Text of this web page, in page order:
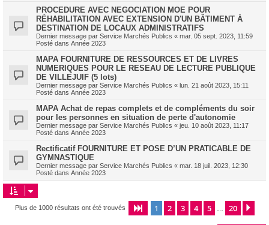
PROCEDURE AVEC NEGOCIATION MOE POUR
RÉHABILITATION AVEC EXTENSION D'UN BÂTIMENT À
DESTINATION DE LOCAUX ADMINISTRATIFS
Dernier message par Service Marchés Publics « mar. 05 sept. 2023, 11:59
Posté dans Année 2023
MAPA FOURNITURE DE RESSOURCES ET DE LIVRES
NUMERIQUES POUR LE RESEAU DE LECTURE PUBLIQUE
DE VILLEJUIF (5 lots)
Dernier message par Service Marchés Publics « lun. 21 août 2023, 15:11
Posté dans Année 2023
MAPA Achat de repas complets et de compléments du soir
pour les personnes en situation de perte d'autonomie
Dernier message par Service Marchés Publics « jeu. 10 août 2023, 11:17
Posté dans Année 2023
Rectificatif FOURNITURE ET POSE D’UN PRATICABLE DE
GYMNASTIQUE
Dernier message par Service Marchés Publics « mar. 18 juil. 2023, 12:30
Posté dans Année 2023
Plus de 1000 résultats ont été trouvés Page 1sur20
1 2 3 4 5 20